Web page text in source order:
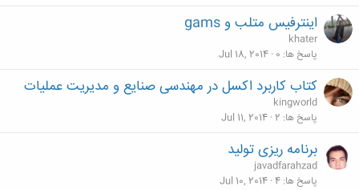
اینترفیس متلب و gams
khater
پاسخ ها 0
Jul 18, 2014
کتاب کاربرد اکسل در مهندسی صنایع و مدیریت عملیات
kingworld
پاسخ ها 2
Jul 11, 2014
برنامه ریزی تولید
javadfarahzad
پاسخ ها 4
Jul 10, 2014